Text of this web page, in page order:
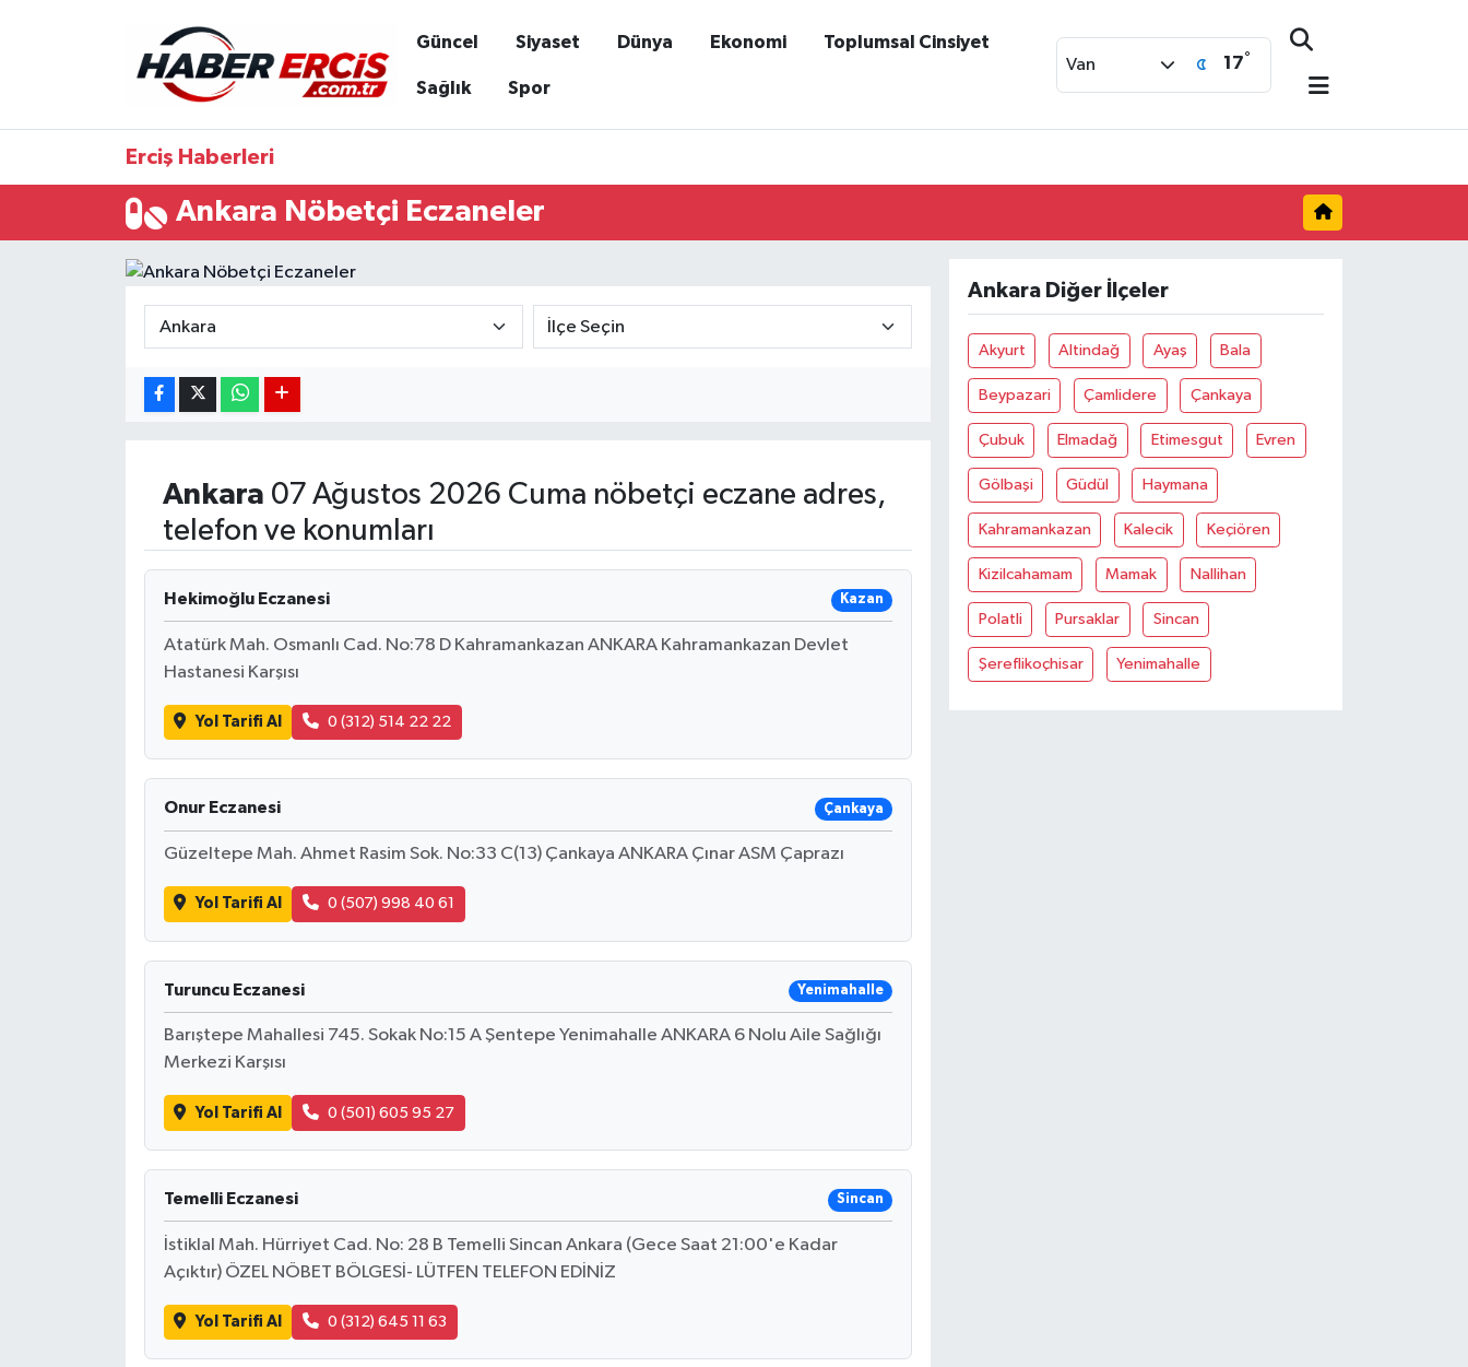
Güncel Siyaset Dünya Ekonomi Toplumsal Cinsiyet
Sağlık Spor
Van 17°
Erciş Haberleri
Ankara Nöbetçi Eczaneler
Ankara 07 Ağustos 2026 Cuma nöbetçi eczane adres,
telefon ve konumları
Hekimoğlu Eczanesi Kazan
Atatürk Mah. Osmanlı Cad. No:78 D Kahramankazan ANKARA Kahramankazan Devlet
Hastanesi Karşısı
Yol Tarifi Al 0 (312) 514 22 22
Onur Eczanesi Çankaya
Güzeltepe Mah. Ahmet Rasim Sok. No:33 C(13) Çankaya ANKARA Çınar ASM Çaprazı
Yol Tarifi Al 0 (507) 998 40 61
Turuncu Eczanesi Yenimahalle
Barıştepe Mahallesi 745. Sokak No:15 A Şentepe Yenimahalle ANKARA 6 Nolu Aile Sağlığı
Merkezi Karşısı
Yol Tarifi Al 0 (501) 605 95 27
Temelli Eczanesi Sincan
İstiklal Mah. Hürriyet Cad. No: 28 B Temelli Sincan Ankara (Gece Saat 21:00'e Kadar
Açıktır) ÖZEL NÖBET BÖLGESİ- LÜTFEN TELEFON EDİNİZ
Yol Tarifi Al 0 (312) 645 11 63
Ankara Diğer İlçeler
Akyurt Altindağ Ayaş Bala
Beypazari Çamlidere Çankaya
Çubuk Elmadağ Etimesgut Evren
Gölbaşi Güdül Haymana
Kahramankazan Kalecik Keçiören
Kizilcahamam Mamak Nallihan
Polatli Pursaklar Sincan
Şereflikoçhisar Yenimahalle